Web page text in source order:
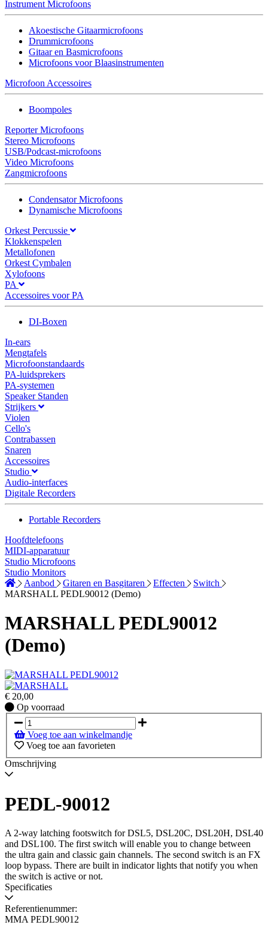
Instrument Microfoons
Akoestische Gitaarmicrofoons
Drummicrofoons
Gitaar en Basmicrofoons
Microfoons voor Blaasinstrumenten
Microfoon Accessoires
Boompoles
Reporter Microfoons
Stereo Microfoons
USB/Podcast-microfoons
Video Microfoons
Zangmicrofoons
Condensator Microfoons
Dynamische Microfoons
Orkest Percussie
Klokkenspelen
Metallofonen
Orkest Cymbalen
Xylofoons
PA
Accessoires voor PA
DI-Boxen
In-ears
Mengtafels
Microfoonstandaards
PA-luidsprekers
PA-systemen
Speaker Standen
Strijkers
Violen
Cello's
Contrabassen
Snaren
Accessoires
Studio
Audio-interfaces
Digitale Recorders
Portable Recorders
Hoofdtelefoons
MIDI-apparatuur
Studio Microfoons
Studio Monitors
Aanbod
Gitaren en Basgitaren Effecten
Switch
MARSHALL PEDL90012 (Demo)
MARSHALL PEDL90012
(Demo)
€ 20,00
Op
voorraad
Op voorraad
Voeg toe aan winkelmandje
Voeg toe aan favorieten
Omschrijving
PEDL-90012
A 2-way latching footswitch for DSL5, DSL20C, DSL20H, DSL40
and DSL100. The first switch will enable you to change between
the ultra gain and classic gain channels. The second switch is an FX
loop bypass. There are built in indicator lights that notify you when
the switch is active or not.
Specificaties
Referentienummer:
MMA PEDL90012